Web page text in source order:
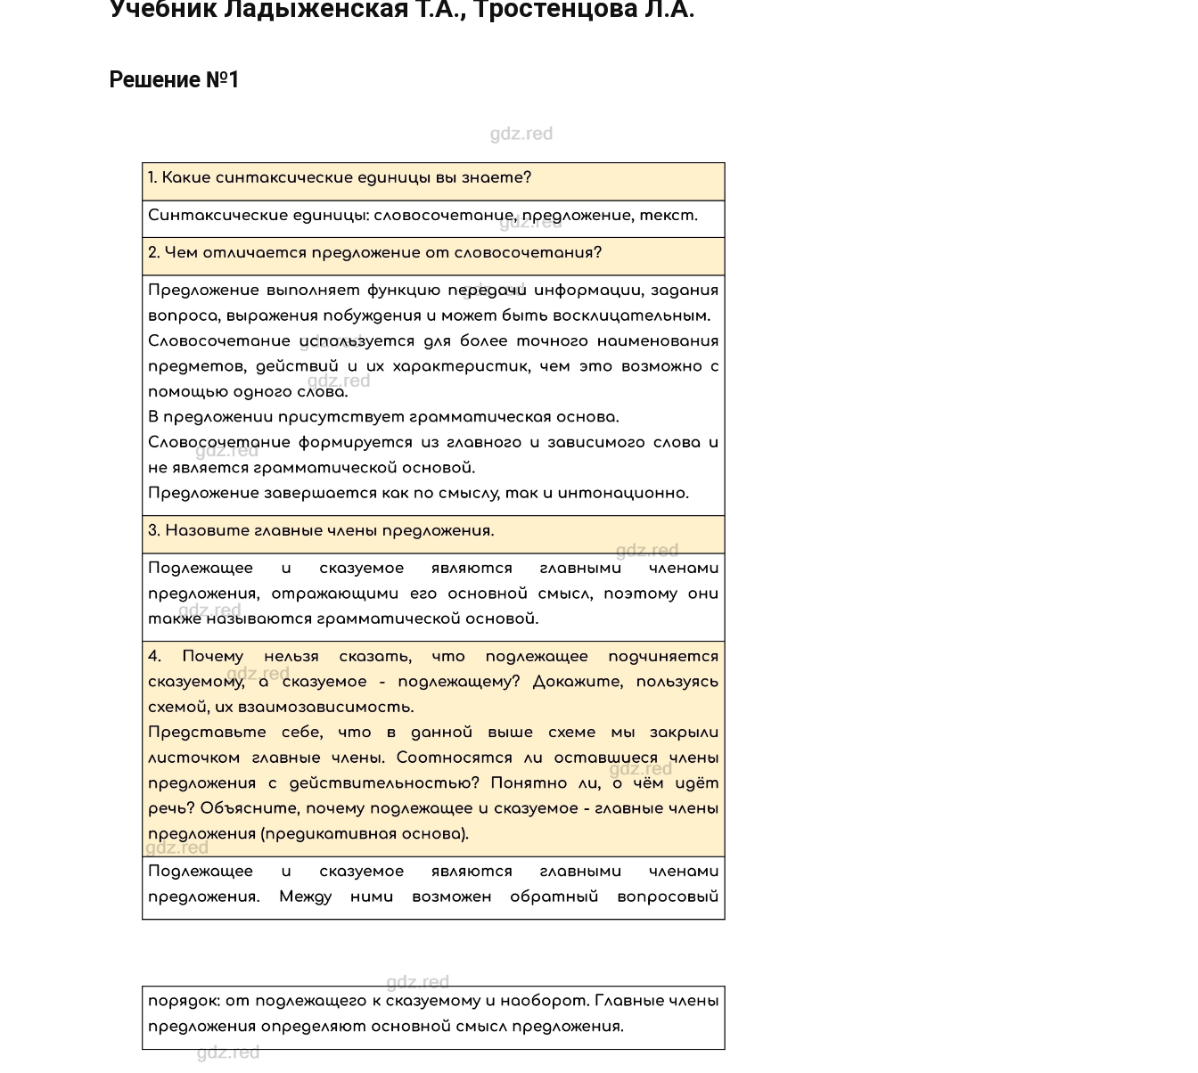
Учебник Ладыженская Т.А., Тростенцова Л.А.
Решение №1